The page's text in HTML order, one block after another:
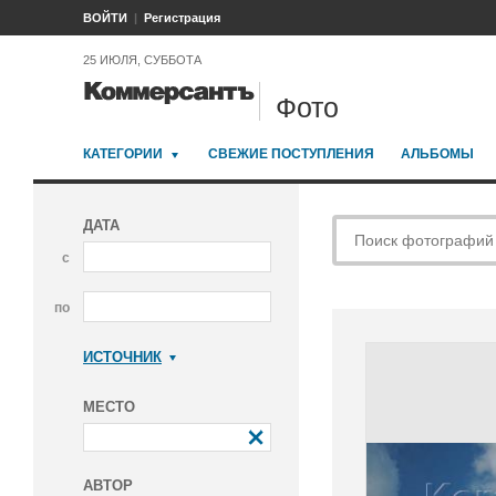
ВОЙТИ Регистрация
25 ИЮЛЯ, СУББОТА
Фото
КАТЕГОРИИ СВЕЖИЕ ПОСТУПЛЕНИЯ АЛЬБОМЫ
ДАТА
с
по
ИСТОЧНИК
МЕСТО
АВТОР